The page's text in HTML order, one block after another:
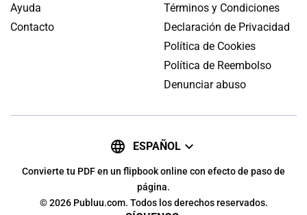
Ayuda
Contacto
Términos y Condiciones
Declaración de Privacidad
Política de Cookies
Política de Reembolso
Denunciar abuso
ESPAÑOL
Convierte tu PDF en un flipbook online con efecto de paso de
página.
© 2026 Publuu.com. Todos los derechos reservados.